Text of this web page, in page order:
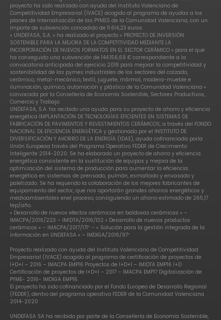
proyecto ha sido realizado con ayuda del Instituto Valenciano de
Competitividad Empresarial (IVACE) acogido al programa de ayudas a los
planes de Internalización de las PYMES de la Comunidad Valenciana, con un
importe de subvención concedido de 11.614,23 euros.
« UNDEFASA, S.A. » ha realizado el proyecto « PROYECTO DE INVERSIÓN
SOSTENIBLE PARA LA MEJORA DE LA COMPETITIVIDAD MEDIANTE LA
INCORPORACIÓN DE NUEVOS FORMATOS EN EL SECTOR CERÁMICO » para el que
ha conseguido una subvención de 144.156,69 € correspondiente a la
convocatoria anticipada del ejercicio 2018 para mejorar la competitividad y
sostenibilidad de las pymes industriales de los sectores del calzado,
cerámico, metal-mecánico, textil, juguete, mármol, madera-mueble e
iluminación, químico, automoción y plástico de la Comunidad Valenciana »
convocada por la Consellería de Economía Sostenible, Sectores Productivos,
Comercio y Trabajo.
UNDEFASA, S.A. ha recibido una ayuda para su proyecto de ahorro y eficiencia
energética IMPLANTACIÓN DE TECNOLOGÍAS EFICIENTES EN SISTEMAS DE
FABRICACIÓN DE PAVIMENTOS Y REVESTIMIENTOS CERÁMICOS, a través del FONDO
NACIONAL DE EFICIENCIA ENERGÉTICA y gestionado por el INSTITUTO DE
DIVERSIFICACIÓN Y AHORRO DE LA ENERGÍA (IDAE), ayuda cofinanciada porla
Unión Europeaa través del Programa Operativo FEDER de Crecimiento
Inteligente 2014-2020. Se ha elaborado un proyecto de ahorro y eficiencia
energética consistente en la sustitución de equipos y mejora de la
optimización del sistema de producción para aumentar la eficiencia
energética en sistemas de prensado, pulmón, esmaltado y envasado y
paletizado. Se ha requerido la colaboración de los mejores fabricantes de
equipamiento del sector, que nos aportarán grandes ahorros energéticos y
medioambientales enel proceso, consiguiendo un ahorro estimado de 265,17
tep/año.
« Desarrollo de nuevos efectos cerámicos en baldosas cerámicas » –
IMACPA/2016/223 – IMIDTA/2016/132 « Desarrollo de nuevos productos
cerámicos » – IMACPA/2017/171″ – « Solución para la gestión integrada de la
información en UNDEFASA » – IMDIGA/2016/97″
Proyecto realizado con ayuda del Instituto Valenciano de Competitividad
Empresarial (IVACE) acogido al programa de certificación de proyectos de
I+D+I – 2016 – IMACPA EMP16 Proyectos de I+D+I – IMIDTA EMP16 I+D
Certificación de proyectos de I+D+I – 2017 – IMACPA EMP17 Digitalización de
PYME- 2016- IMDIGA EMP16.
El proyecto ha sido cofinanciado por el Fondo Europeo de Desarrollo Regional
(FEDER), dentro del programa operativo FEDER de la Comunidad Valenciana
2014-2020
UNDEFASA SA ha recibido por parte de la Consellería de Economía Sostenible,